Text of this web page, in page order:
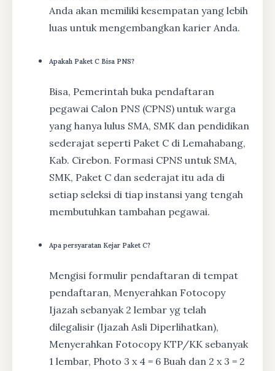
Anda akan memiliki kesempatan yang lebih
luas untuk mengembangkan karier Anda.
Apakah Paket C Bisa PNS?
Bisa, Pemerintah buka pendaftaran
pegawai Calon PNS (CPNS) untuk warga
yang hanya lulus SMA, SMK dan pendidikan
sederajat seperti Paket C di Lemahabang,
Kab. Cirebon. Formasi CPNS untuk SMA,
SMK, Paket C dan sederajat itu ada di
setiap seleksi di tiap instansi yang tengah
membutuhkan tambahan pegawai.
Apa persyaratan Kejar Paket C?
Mengisi formulir pendaftaran di tempat
pendaftaran, Menyerahkan Fotocopy
Ijazah sebanyak 2 lembar yg telah
dilegalisir (Ijazah Asli Diperlihatkan),
Menyerahkan Fotocopy KTP/KK sebanyak
1 lembar, Photo 3 x 4 = 6 Buah dan 2 x 3 = 2